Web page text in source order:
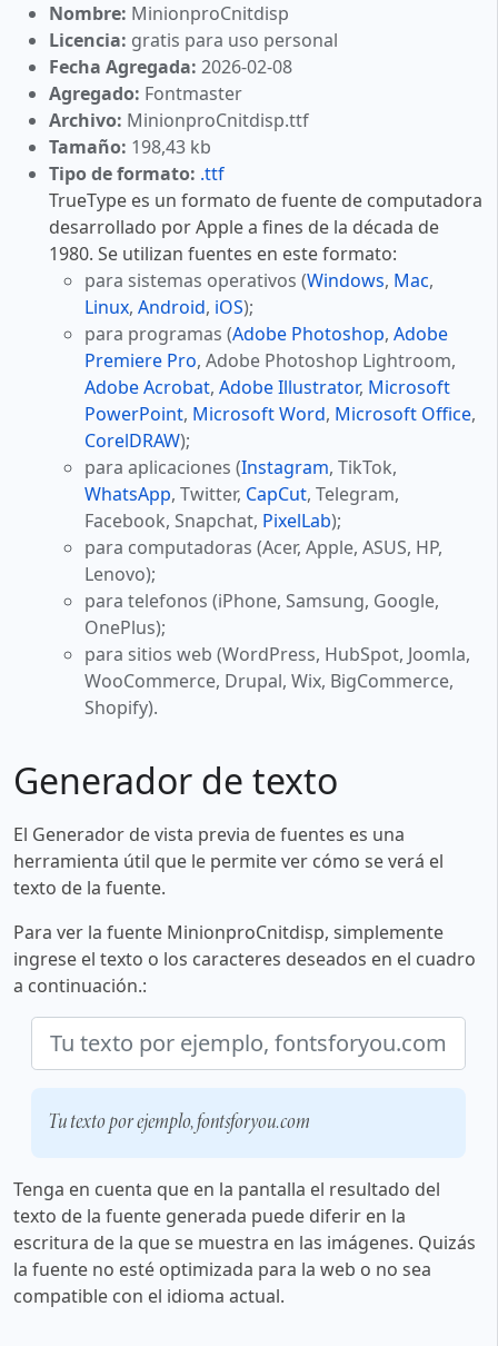
Nombre: MinionproCnitdisp
Licencia: gratis para uso personal
Fecha Agregada: 2026-02-08
Agregado: Fontmaster
Archivo: MinionproCnitdisp.ttf
Tamaño: 198,43 kb
Tipo de formato: .ttf
TrueType es un formato de fuente de computadora
desarrollado por Apple a fines de la década de
1980. Se utilizan fuentes en este formato:
para sistemas operativos (Windows, Mac,
Linux, Android, iOS);
para programas (Adobe Photoshop, Adobe
Premiere Pro, Adobe Photoshop Lightroom,
Adobe Acrobat, Adobe Illustrator, Microsoft
PowerPoint, Microsoft Word, Microsoft Office,
CorelDRAW);
para aplicaciones (Instagram, TikTok,
WhatsApp, Twitter, CapCut, Telegram,
Facebook, Snapchat, PixelLab);
para computadoras (Acer, Apple, ASUS, HP,
Lenovo);
para telefonos (iPhone, Samsung, Google,
OnePlus);
para sitios web (WordPress, HubSpot, Joomla,
WooCommerce, Drupal, Wix, BigCommerce,
Shopify).
Generador de texto
El Generador de vista previa de fuentes es una
herramienta útil que le permite ver cómo se verá el
texto de la fuente.
Para ver la fuente MinionproCnitdisp, simplemente
ingrese el texto o los caracteres deseados en el cuadro
a continuación.:
Tu texto por ejemplo, fontsforyou.com
Tenga en cuenta que en la pantalla el resultado del
texto de la fuente generada puede diferir en la
escritura de la que se muestra en las imágenes. Quizás
la fuente no esté optimizada para la web o no sea
compatible con el idioma actual.